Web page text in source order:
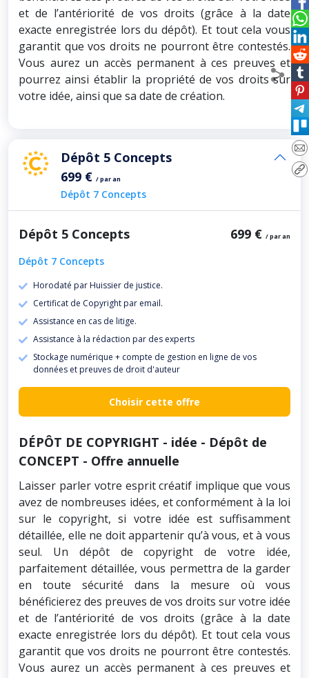
et de l’antériorité de vos droits (grâce à la date
exacte enregistrée lors du dépôt). Et tout cela vous
garantit que vos droits ne pourront être contestés.
Vous aurez un accès permanent à ces preuves et
pourrez ainsi établir la propriété de vos droits sur
votre idée, ainsi que sa date de création.
Dépôt 5 Concepts
699 € / par an
Dépôt 7 Concepts
Dépôt 5 Concepts 699 € / par an
Dépôt 7 Concepts
Horodaté par Huissier de justice.
Certificat de Copyright par email.
Assistance en cas de litige.
Assistance à la rédaction par des experts
Stockage numérique + compte de gestion en ligne de vos
données et preuves de droit d'auteur
Choisir cette offre
DÉPÔT DE COPYRIGHT - idée - Dépôt de
CONCEPT - Offre annuelle
Laisser parler votre esprit créatif implique que vous
avez de nombreuses idées, et conformément à la loi
sur le copyright, si votre idée est suffisamment
détaillée, elle ne doit appartenir qu’à vous, et à vous
seul. Un dépôt de copyright de votre idée,
parfaitement détaillée, vous permettra de la garder
en toute sécurité dans la mesure où vous
bénéficierez des preuves de vos droits sur votre idée
et de l’antériorité de vos droits (grâce à la date
exacte enregistrée lors du dépôt). Et tout cela vous
garantit que vos droits ne pourront être contestés.
Vous aurez un accès permanent à ces preuves et